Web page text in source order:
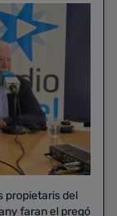
propietaris del